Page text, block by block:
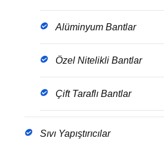
Alüminyum Bantlar
Özel Nitelikli Bantlar
Çift Taraflı Bantlar
Sıvı Yapıştırıcılar